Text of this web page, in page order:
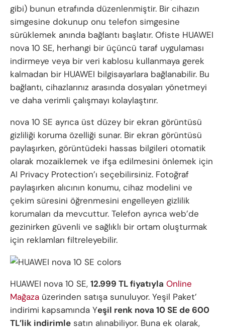
gibi) bunun etrafında düzenlenmiştir. Bir cihazın
simgesine dokunup onu telefon simgesine
sürüklemek anında bağlantı başlatır. Ofiste HUAWEI
nova 10 SE, herhangi bir üçüncü taraf uygulaması
indirmeye veya bir veri kablosu kullanmaya gerek
kalmadan bir HUAWEI bilgisayarlara bağlanabilir. Bu
bağlantı, cihazlarınız arasında dosyaları yönetmeyi
ve daha verimli çalışmayı kolaylaştırır.
nova 10 SE ayrıca üst düzey bir ekran görüntüsü
gizliliği koruma özelliği sunar. Bir ekran görüntüsü
paylaşırken, görüntüdeki hassas bilgileri otomatik
olarak mozaiklemek ve ifşa edilmesini önlemek için
AI Privacy Protection’ı seçebilirsiniz. Fotoğraf
paylaşırken alıcının konumu, cihaz modelini ve
çekim süresini öğrenmesini engelleyen gizlilik
korumaları da mevcuttur. Telefon ayrıca web’de
gezinirken güvenli ve sağlıklı bir ortam oluşturmak
için reklamları filtreleyebilir.
HUAWEI nova 10 SE, 12.999 TL fiyatıyla Online
Mağaza üzerinden satışa sunuluyor. Yeşil Paket’
indirimi kapsamında Yeşil renk nova 10 SE de 600
TL’lik indirimle satın alınabiliyor. Buna ek olarak,